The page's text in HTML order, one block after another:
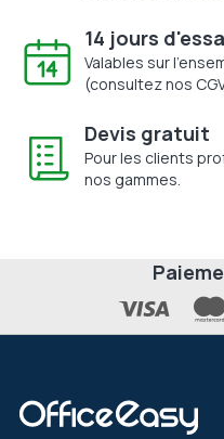
14 jours
Valables sur
(consultez nos
Devis gratuit
Pour les clients
nos gammes.